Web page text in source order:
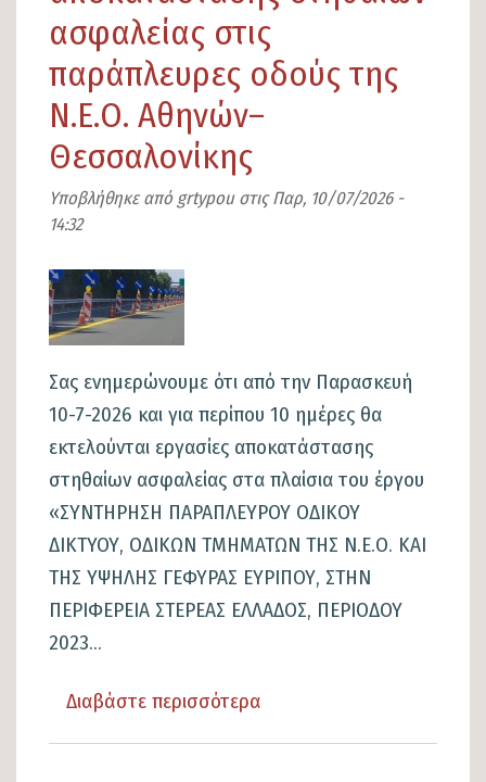
Εσπερινό
Γυμνάσιο
Λαμίας
για
έτος
ασφαλείας στις
παράπλευρες οδούς της
Ν.Ε.Ο. Αθηνών–
Θεσσαλονίκης
Υποβλήθηκε από grtypouστιςΠαρ, 10/07/2026 -
14:32
Εικόνα
Σας ενημερώνουμε ότι από την Παρασκευή
10-7-2026 και για περίπου 10 ημέρες θα
εκτελούνται εργασίες αποκατάστασης
στηθαίων ασφαλείας στα πλαίσια του έργου
«ΣΥΝΤΗΡΗΣΗ ΠΑΡΑΠΛΕΥΡΟΥ ΟΔΙΚΟΥ
ΔΙΚΤΥΟΥ, ΟΔΙΚΩΝ ΤΜΗΜΑΤΩΝ ΤΗΣ Ν.Ε.Ο. ΚΑΙ
ΤΗΣ ΥΨΗΛΗΣ ΓΕΦΥΡΑΣ ΕΥΡΙΠΟΥ, ΣΤΗΝ
ΠΕΡΙΦΕΡΕΙΑ ΣΤΕΡΕΑΣ ΕΛΛΑΔΟΣ, ΠΕΡΙΟΔΟΥ
2023...
Διαβάστε περισσότερα